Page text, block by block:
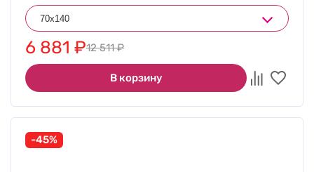
6 881 ₽12 511₽
В корзину
-45%